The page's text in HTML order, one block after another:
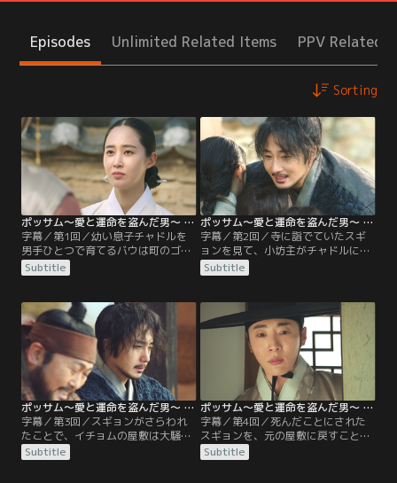
Episodes Unlimited Related Items PPV Related
Sorting
ポッサム～愛と運命を盗んだ男～ 第01話／字幕
字幕／第1回／幼い息子チャドルを
男手ひとつで育てるバウは町のゴロ
ツキだ。依頼を受けては未亡人をさ
らい、依頼人に届けるポッサムで金
両班（ヤンバン）に扮して仲裁、そ
の場にいたイ・デヨプと意気投合す
るバウ。一方、左議政（チャイジョ
ン）イ・イチョムの息子と婚礼を挙
げた翁主（オンジュ）スギョンは夫
が初夜を待たず死亡。
Subtitle
ポッサム～愛と運命を盗んだ男～ 第02話／字幕
字幕／第2回／寺に詣でていたスギ
ョンを見て、小坊主がチャドルに
「あれは翁主様だよ」と教える。一
方、金持ちの両班から依頼されてポ
相棒チュンベのいい加減な案内で屋
敷に忍び込みスギョンをさらう。依
頼人が急死してやむをえず自分の家
にスギョンを連れ帰ったバウにチャ
ドルが叫ぶ。「この人、お寺で見か
けた翁主様だ！」
Subtitle
ポッサム～愛と運命を盗んだ男～ 第03話／字幕
字幕／第3回／スギョンがさらわれ
たことで、イチョムの屋敷は大騒ぎ
に。恨みを持つ者の仕業か、それと
も対立する西人（ソイン）派か？光
Subtitle
ポッサム～愛と運命を盗んだ男～ 第04話／字幕
字幕／第4回／死んだことにされた
スギョンを、元の屋敷に戻すことは
できない。事情を聞かされ涙を流す
スギョン。いったんはスギョンを亡
Subtitle